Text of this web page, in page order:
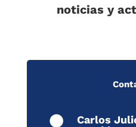
noticias y
Carlos